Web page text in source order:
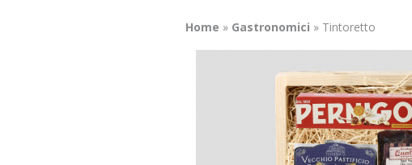
Tu sei qui
Home » Gastronomici » Tintoretto